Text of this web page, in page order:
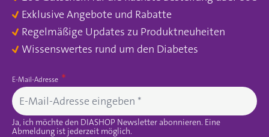
Exklusive Angebote und Rabatte
Regelmäßige Updates zu Produktneuheiten
Wissenswertes rund um den Diabetes
E-Mail-Adresse
Ja, ich möchte den DIASHOP Newsletter abonnieren. Eine
Abmeldung ist jederzeit möglich.